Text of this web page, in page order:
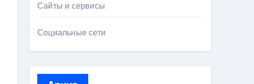
Сайты и сервисы
Социальные сети